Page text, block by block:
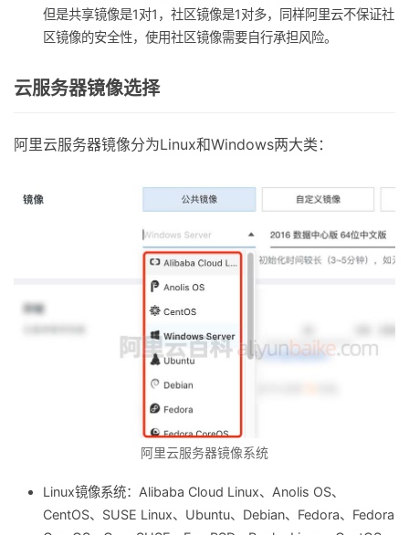
但是共享镜像是1对1，社区镜像是1对多，同样阿里云不保证社
区镜像的安全性，使用社区镜像需要自行承担风险。
云服务器镜像选择
阿里云服务器镜像分为Linux和Windows两大类：
阿里云服务器镜像系统
Linux镜像系统：Alibaba Cloud Linux、Anolis OS、
CentOS、SUSE Linux、Ubuntu、Debian、Fedora、Fedora